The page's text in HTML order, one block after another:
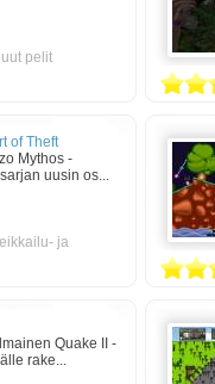
pelit
of Theft
Mythos -
uusin os...
ja
Quake II -
rake...